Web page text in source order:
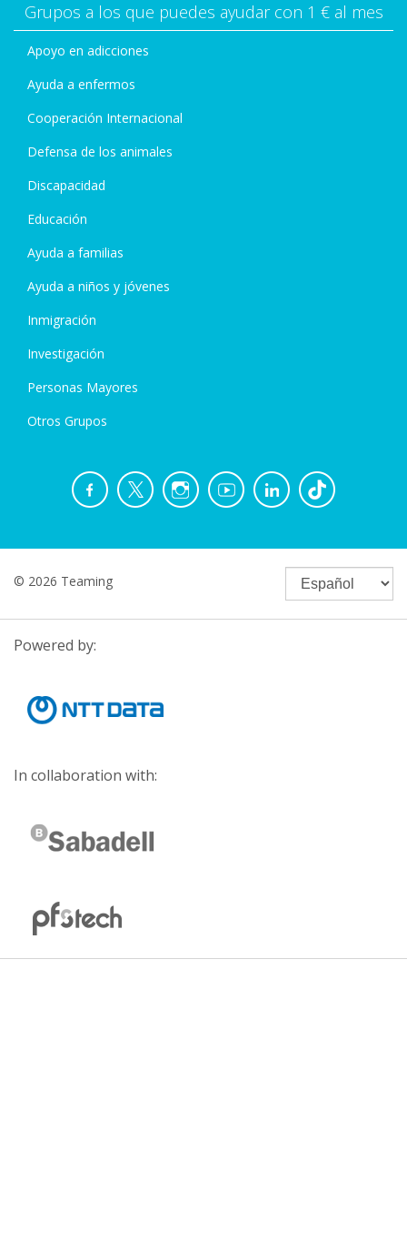
Grupos a los que puedes ayudar con 1 € al mes
Apoyo en adicciones
Ayuda a enfermos
Cooperación Internacional
Defensa de los animales
Discapacidad
Educación
Ayuda a familias
Ayuda a niños y jóvenes
Inmigración
Investigación
Personas Mayores
Otros Grupos
© 2026 Teaming
Powered by:
In collaboration with: